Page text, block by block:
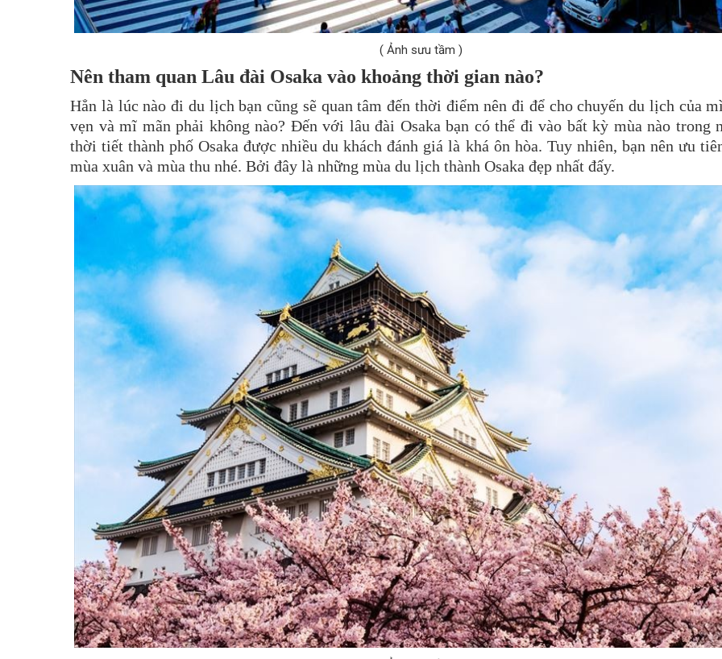
( Ảnh sưu tầm )
Nên tham quan Lâu đài Osaka vào khoảng thời gian nào?
Hẳn là lúc nào đi du lịch bạn cũng sẽ quan tâm đến thời điểm nên đi để cho chuyến du lịch của
vẹn và mĩ mãn phải không nào? Đến với lâu đài Osaka bạn có thể đi vào bất kỳ mùa nào trong
thời tiết thành phố Osaka được nhiều du khách đánh giá là khá ôn hòa. Tuy nhiên, bạn nên ưu
mùa xuân và mùa thu nhé. Bởi đây là những mùa du lịch thành Osaka đẹp nhất đấy.